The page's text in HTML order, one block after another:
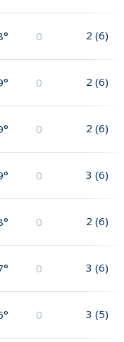
0 2 (6)
0 2 (6)
0 2 (6)
0 3 (6)
0 2 (6)
0 3 (6)
0 3 (5)